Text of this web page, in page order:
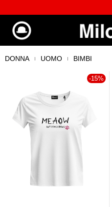
Approfitta dei Saldi | fino al - 40% OFF!
DONNA UOMO BIMBI
-15%